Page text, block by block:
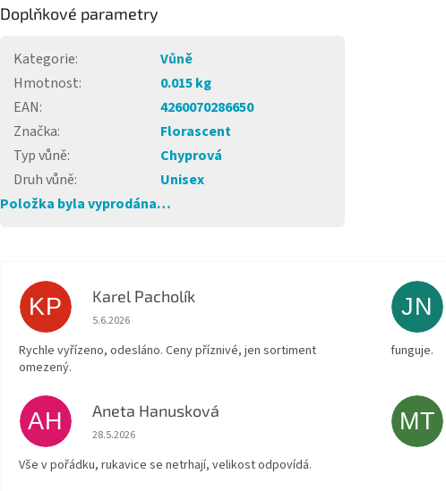
Doplňkové parametry
Kategorie:
Vůně
Hmotnost:
0.015 kg
EAN:
4260070286650
Značka:
Florascent
Typ vůně:
Chyprová
Druh vůně:
Unisex
Položka byla vyprodána…
KP Karel Pacholík
Hodnocení obchodu je 4 z 5 hvězdiček.
5.6.2026
Rychle vyřízeno, odesláno. Ceny příznivé, jen sortiment
omezený.
JN
funguje.
AH Aneta Hanusková
Hodnocení obchodu je 5 z 5 hvězdiček.
28.5.2026
Vše v pořádku, rukavice se netrhají, velikost odpovídá.
MT